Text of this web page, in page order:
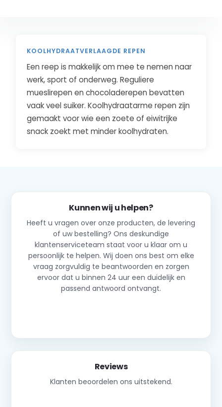
KOOLHYDRAATVERLAAGDE REPEN
Een reep is makkelijk om mee te nemen naar
werk, sport of onderweg. Reguliere
mueslirepen en chocoladerepen bevatten
vaak veel suiker. Koolhydraatarme repen zijn
gemaakt voor wie een zoete of eiwitrijke
snack zoekt met minder koolhydraten.
Kunnen wij u helpen?
Heeft u vragen over onze producten, de levering
of uw bestelling? Ons deskundige
klantenserviceteam staat voor u klaar om u
persoonlijk te helpen. Wij doen ons best om elke
vraag zorgvuldig te beantwoorden en zorgen
ervoor dat u binnen 24 uur een duidelijk en
passend antwoord ontvangt.
Reviews
Klanten beoordelen ons uitstekend.